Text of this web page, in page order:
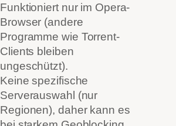
Funktioniert nur im Opera-
Browser (andere
Programme wie Torrent-
Clients bleiben
ungeschützt).
Keine spezifische
Serverauswahl (nur
Regionen), daher kann es